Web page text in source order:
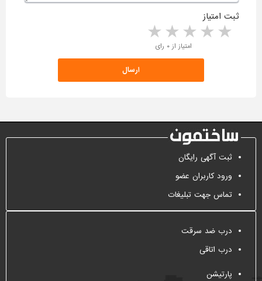
ثبت امتیاز
4 stars 3 stars 2 stars 1 star امتیاز از ۰ رای
ثبت آگهی رایگان
ورود کاربران عضو
تماس جهت تبلیغات
درب ضد سرقت
درب اتاقی
پارتیشن